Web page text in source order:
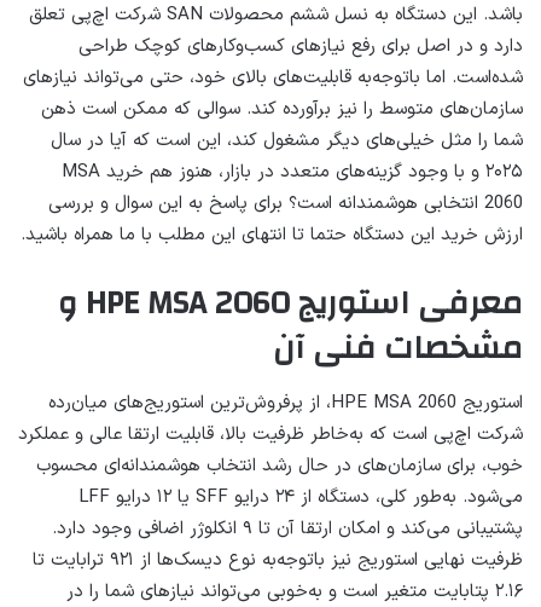
باشد. این دستگاه به نسل ششم محصولات SAN شرکت اچ‌پی تعلق
دارد و در اصل برای رفع نیازهای کسب‌وکارهای کوچک طراحی
شده‌است. اما باتوجه‌به قابلیت‌های بالای خود، حتی می‌تواند نیازهای
سازمان‌های متوسط را نیز برآورده کند. سوالی که ممکن است ذهن
شما را مثل خیلی‌های دیگر مشغول کند، این است که آیا در سال
۲۰۲۵ و با وجود گزینه‌های متعدد در بازار، هنوز هم خرید MSA
2060 انتخابی هوشمندانه است؟ برای پاسخ به این سوال و بررسی
ارزش خرید این دستگاه حتما تا انتهای این مطلب با ما همراه باشید.
معرفی استوریج HPE MSA 2060 و
مشخصات فنی آن
استوریج HPE MSA 2060، از پرفروش‌ترین استوریج‌های میان‌رده
شرکت اچ‌پی است که به‌خاطر ظرفیت بالا، قابلیت ارتقا عالی و عملکرد
خوب، برای سازمان‌های در حال رشد انتخاب هوشمندانه‌ای محسوب
می‌شود. به‌طور کلی، دستگاه از ۲۴ درایو SFF یا ۱۲ درایو LFF
پشتیبانی می‌کند و امکان ارتقا آن تا ۹ انکلوژر اضافی وجود دارد.
ظرفیت نهایی استوریج نیز باتوجه‌به نوع دیسک‌ها از ۹۲۱ ترابایت تا
۲.۱۶ پتابایت متغیر است و به‌خوبی می‌تواند نیازهای شما را در